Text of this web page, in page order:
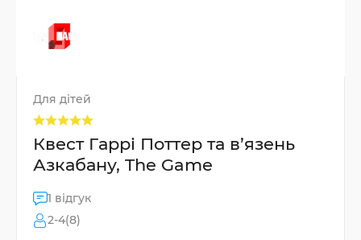
Для дітей
Квест Гаррі Поттер та в’язень
Азкабану, The Game
1 відгук
2-4(8)